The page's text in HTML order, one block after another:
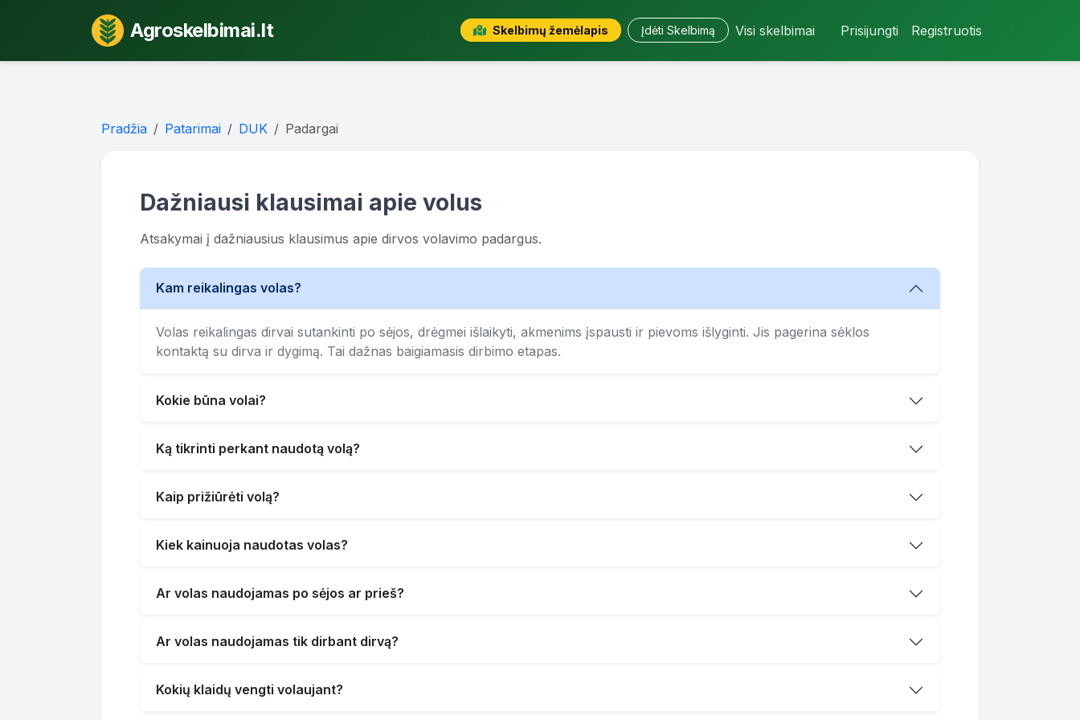
Agroskelbimai.lt Skelbimų žemėlapis Įdėti Skelbimą Visi skelbimai Prisijungti Registruotis
Pradžia Patarimai DUK Padargai
Dažniausi klausimai apie volus
Atsakymai į dažniausius klausimus apie dirvos volavimo padargus.
Kam reikalingas volas?
Volas reikalingas dirvai sutankinti po sėjos, drėgmei išlaikyti, akmenims įspausti ir pievoms išlyginti. Jis pagerina sėklos
kontaktą su dirva ir dygimą. Tai dažnas baigiamasis dirbimo etapas.
Kokie būna volai?
Ką tikrinti perkant naudotą volą?
Kaip prižiūrėti volą?
Kiek kainuoja naudotas volas?
Ar volas naudojamas po sėjos ar prieš?
Ar volas naudojamas tik dirbant dirvą?
Kokių klaidų vengti volaujant?